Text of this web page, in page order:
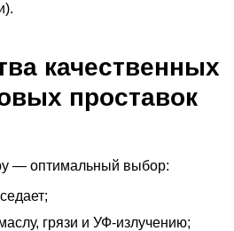
качественных
проставок
— оптимальный выбор:
грязи и УФ-излучению;